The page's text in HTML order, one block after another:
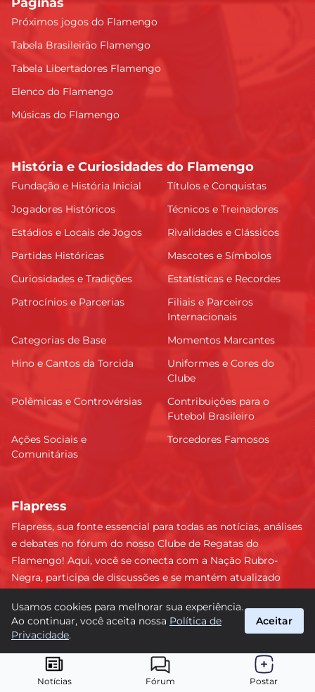
Notícias Fórum Postar
Próximos jogos do Flamengo
Tabela Brasileirão Flamengo
Tabela Libertadores Flamengo
Elenco do Flamengo
Músicas do Flamengo
História e Curiosidades do Flamengo
Fundação e História Inicial
Títulos e Conquistas
Jogadores Históricos
Técnicos e Treinadores
Estádios e Locais de Jogos
Rivalidades e Clássicos
Partidas Históricas
Mascotes e Símbolos
Curiosidades e Tradições
Estatísticas e Recordes
Patrocínios e Parcerias
Filiais e Parceiros
Internacionais
Categorias de Base
Momentos Marcantes
Hino e Cantos da Torcida
Uniformes e Cores do
Clube
Polêmicas e Controvérsias
Contribuições para o
Futebol Brasileiro
Ações Sociais e
Comunitárias
Torcedores Famosos
Flapress
Flapress, sua fonte essencial para todas as notícias, análises
e debates no fórum do nosso Clube de Regatas do
Flamengo! Aqui, você se conecta com a Nação Rubro-
Negra, participa de discussões e se mantém atualizado
lance e esteja sempre à frente, junto da torcida mais
apaixonada do Brasil! #Flamengo #Flapress
© 2026 Flapress. Todos os direitos reservados.
Usamos cookies para melhorar sua experiência.
Ao continuar, você aceita nossa Política de
Privacidade.
Aceitar